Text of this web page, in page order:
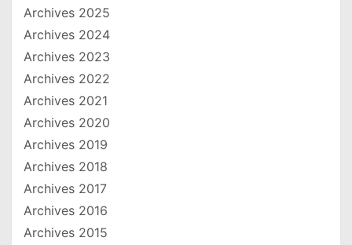
Archives 2025
Archives 2024
Archives 2023
Archives 2022
Archives 2021
Archives 2020
Archives 2019
Archives 2018
Archives 2017
Archives 2016
Archives 2015